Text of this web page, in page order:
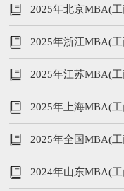
等汇总
2025年北京MBA(
等汇总
2025年浙江MBA(
等汇总
2025年江苏MBA(
等汇总
2025年上海MBA(
等汇总
2025年全国MBA(
等汇总
2024年山东MBA(